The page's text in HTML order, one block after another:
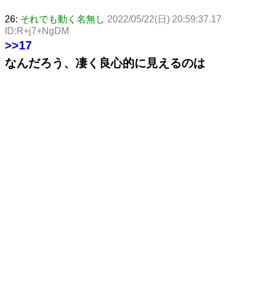
26: それでも動く名無し 2022/05/22(日) 20:59:37.17
ID:R+j7+NgDM
>>17
なんだろう、凄く良心的に見えるのは